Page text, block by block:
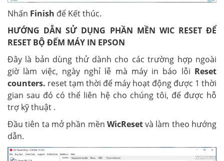
Nhấn Finish để Kết thúc.
HƯỚNG DẪN SỬ DỤNG PHẦN MỀN WIC RESET ĐỂ
RESET BỘ ĐẾM MÁY IN EPSON
Đây là bản dùng thử dành cho các trường hợp ngoài
giờ làm việc, ngày nghỉ lễ mà máy in báo lỗi Reset
counters. reset tạm thời để máy hoạt động được 1 thời
gian sau đó có thể liên hệ cho chúng tôi, để được hỗ
trợ kỹ thuật .
Đầu tiên ta mở phần mền WicResetvà làm theo hướng
dẫn.